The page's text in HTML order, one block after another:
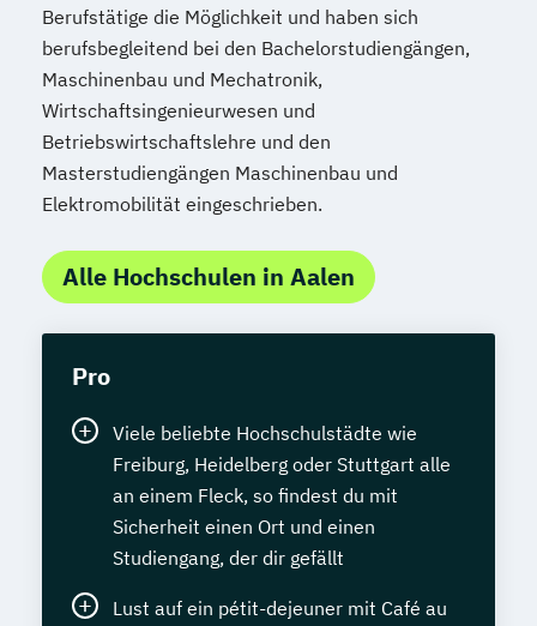
Berufstätige die Möglichkeit und haben sich
berufsbegleitend bei den Bachelorstudiengängen,
Maschinenbau und Mechatronik,
Wirtschaftsingenieurwesen und
Betriebswirtschaftslehre und den
Masterstudiengängen Maschinenbau und
Elektromobilität eingeschrieben.
Alle Hochschulen in Aalen
Pro
Viele beliebte Hochschulstädte wie
Freiburg, Heidelberg oder Stuttgart alle
an einem Fleck, so findest du mit
Sicherheit einen Ort und einen
Studiengang, der dir gefällt
Lust auf ein pétit-dejeuner mit Café au